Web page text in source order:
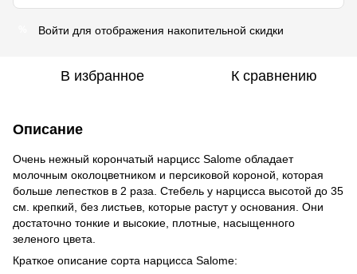
Войти для отображения накопительной скидки
В избранное К сравнению
Описание
Очень нежный корончатый нарцисс Salome обладает
молочным околоцветником и персиковой короной, которая
больше лепестков в 2 раза. Стебель у нарцисса высотой до 35
см. крепкий, без листьев, которые растут у основания. Они
достаточно тонкие и высокие, плотные, насыщенного
зеленого цвета.
Краткое описание сорта нарцисса Salome: